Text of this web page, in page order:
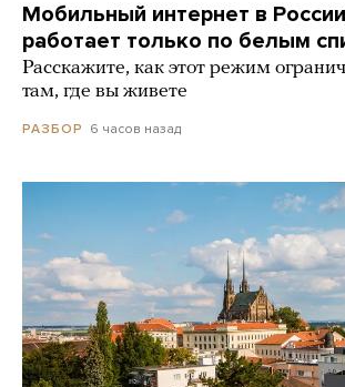
Мобильный интернет в
работает только по белым
Расскажите, как этот режим
там, где вы живете
РАЗБОР 6 часов назад